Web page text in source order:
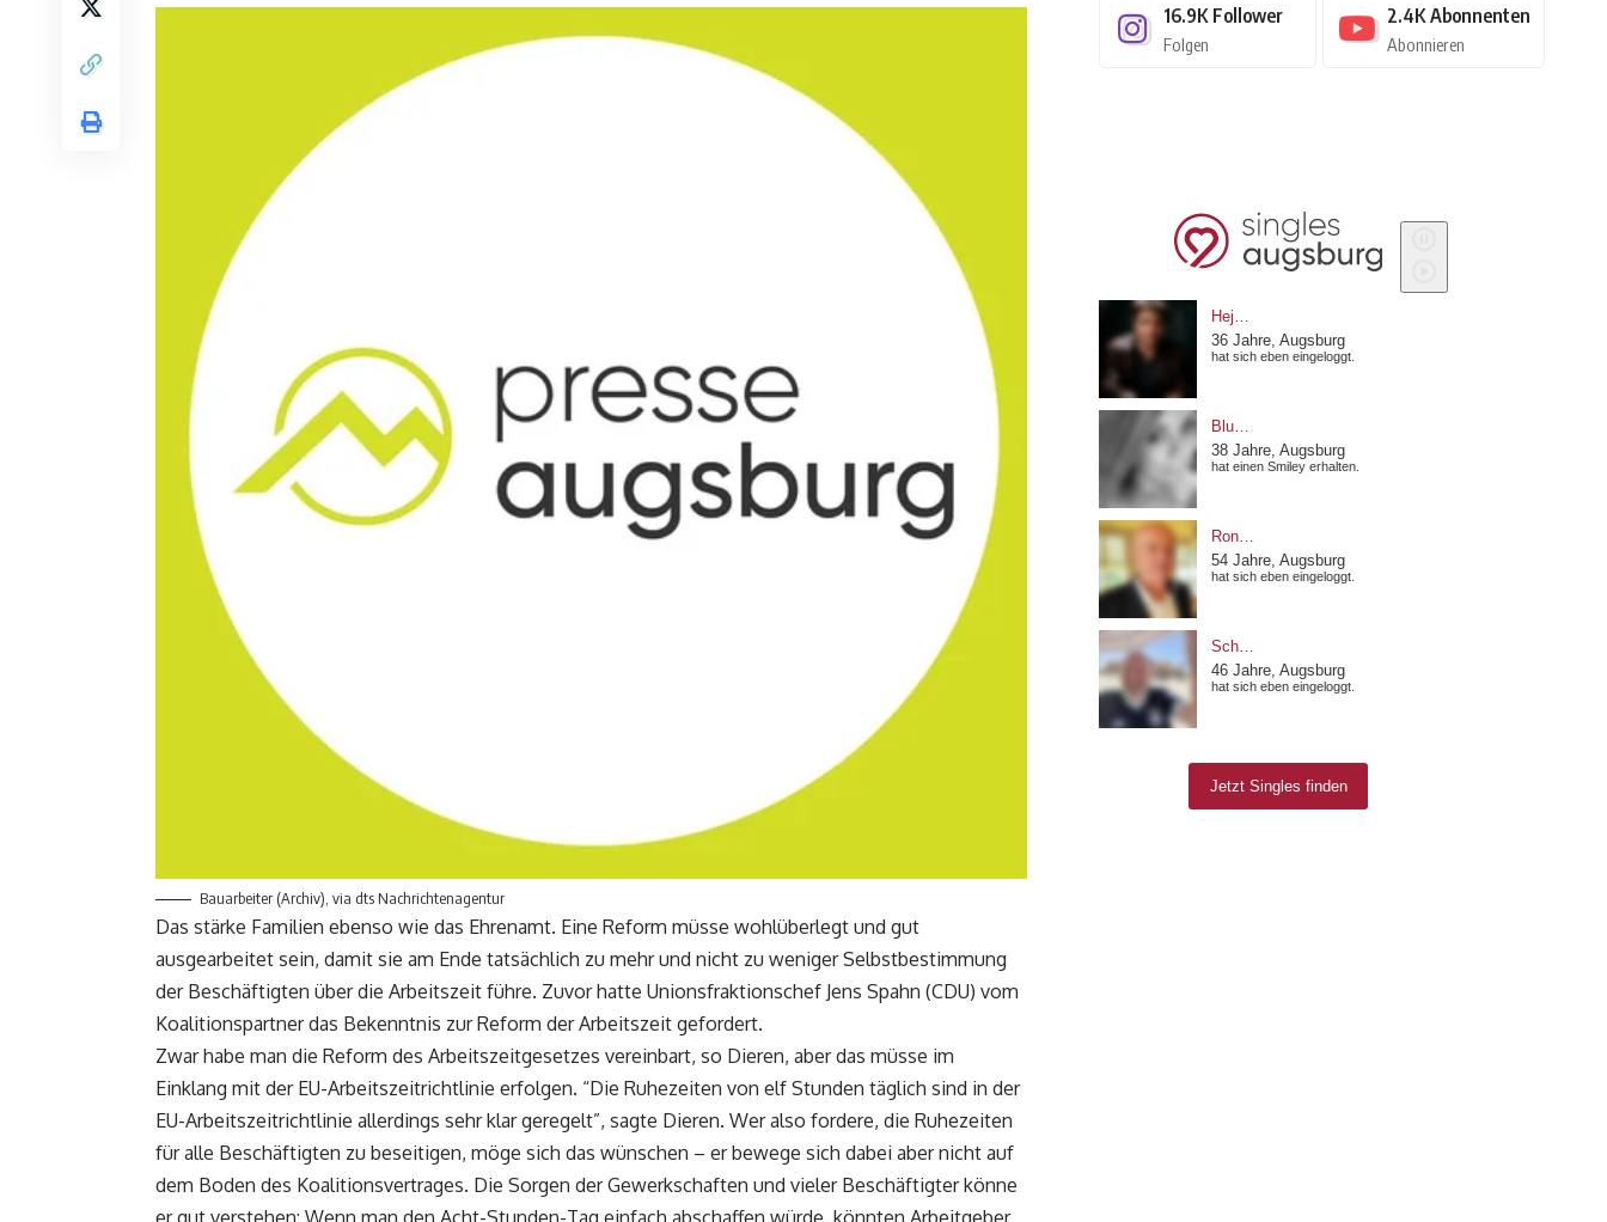
Bauarbeiter (Archiv), via dts Nachrichtenagentur
Das stärke Familien ebenso wie das Ehrenamt. Eine Reform müsse wohlüberlegt und gut
ausgearbeitet sein, damit sie am Ende tatsächlich zu mehr und nicht zu weniger Selbstbestimmung
der Beschäftigten über die Arbeitszeit führe. Zuvor hatte Unionsfraktionschef Jens Spahn (CDU) vom
Koalitionspartner das Bekenntnis zur Reform der Arbeitszeit gefordert.
Zwar habe man die Reform des Arbeitszeitgesetzes vereinbart, so Dieren, aber das müsse im
Einklang mit der EU-Arbeitszeitrichtlinie erfolgen. “Die Ruhezeiten von elf Stunden täglich sind in der
EU-Arbeitszeitrichtlinie allerdings sehr klar geregelt”, sagte Dieren. Wer also fordere, die Ruhezeiten
für alle Beschäftigten zu beseitigen, möge sich das wünschen – er bewege sich dabei aber nicht auf
dem Boden des Koalitionsvertrages. Die Sorgen der Gewerkschaften und vieler Beschäftigter könne
er gut verstehen: Wenn man den Acht-Stunden-Tag einfach abschaffen würde, könnten Arbeitgeber
16.9K Follower
Folgen
2.4K Abonnenten
Abonnieren